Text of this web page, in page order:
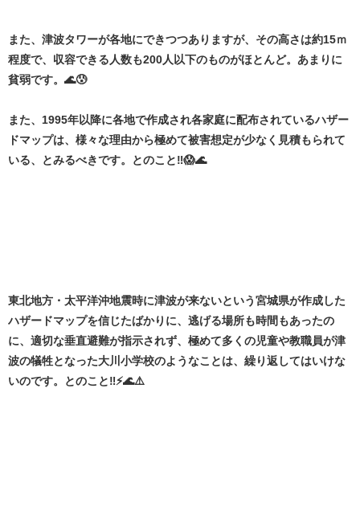
また、津波タワーが各地にできつつありますが、その高さは約15ｍ
程度で、収容できる人数も200人以下のものがほとんど。あまりに
貧弱です。🌊😰
また、1995年以降に各地で作成され各家庭に配布されているハザー
ドマップは、様々な理由から極めて被害想定が少なく見積もられて
いる、とみるべきです。とのこと‼️😱🌊
東北地方・太平洋沖地震時に津波が来ないという宮城県が作成した
ハザードマップを信じたばかりに、逃げる場所も時間もあったの
に、適切な垂直避難が指示されず、極めて多くの児童や教職員が津
波の犠牲となった大川小学校のようなことは、繰り返してはいけな
いのです。とのこと‼️⚡🌊⚠️